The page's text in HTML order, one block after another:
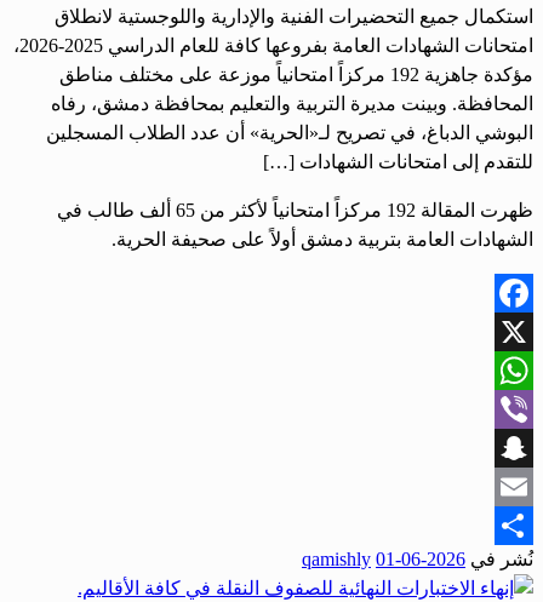
استكمال جميع التحضيرات الفنية والإدارية واللوجستية لانطلاق
امتحانات الشهادات العامة بفروعها كافة للعام الدراسي 2025-2026،
مؤكدة جاهزية 192 مركزاً امتحانياً موزعة على مختلف مناطق
المحافظة. وبينت مديرة التربية والتعليم بمحافظة دمشق، رفاه
البوشي الدباغ، في تصريح لـ«الحرية» أن عدد الطلاب المسجلين
للتقدم إلى امتحانات الشهادات […]
ظهرت المقالة 192 مركزاً امتحانياً لأكثر من 65 ألف طالب في
الشهادات العامة بتربية دمشق أولاً على صحيفة الحرية.
Facebook
X
WhatsApp
Viber
Snapchat
Email
Share
نُشر في 2026-06-01
qamishly